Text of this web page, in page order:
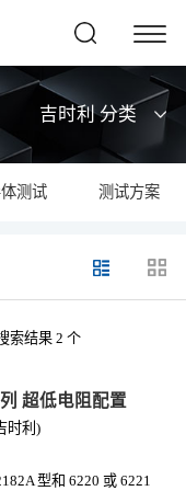
吉时利 分类
测试 测试方案
索结果 2 个
超低电阻配置
时利)
型和 6220 或 6221